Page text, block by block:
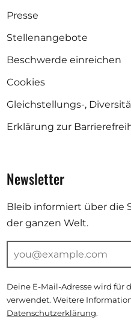
Presse
Stellenangebote
Beschwerde einreichen
Cookies
Gleichstellungs-,
Erklärung zur
Newsletter
Bleib informiert über die
der ganzen Welt.
Deine E-Mail-Adresse wird für
verwendet. Weitere
Datenschutzerklärung.